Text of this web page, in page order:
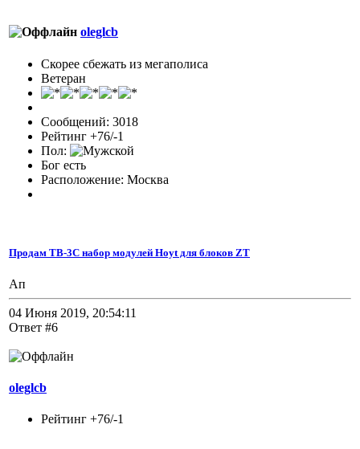
oleglcb
Скорее сбежать из мегаполиса
Ветеран
Сообщений: 3018
Рейтинг +76/-1
Пол:
Бог есть
Расположение: Москва
Продам TB-3C набор модулей Hoyt для блоков ZT
Ап
04 Июня 2019, 20:54:11
Ответ #6
oleglcb
Рейтинг +76/-1